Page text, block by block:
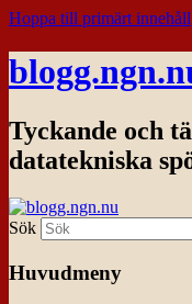
Hoppa till primärt innehåll
Tyckande och
datatekniska
Sök
Huvudmeny